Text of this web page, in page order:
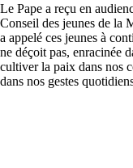
Le Pape a reçu en
Conseil des jeunes de la
a appelé ces jeunes à
ne déçoit pas, enracinée
cultiver la paix dans nos
dans nos gestes